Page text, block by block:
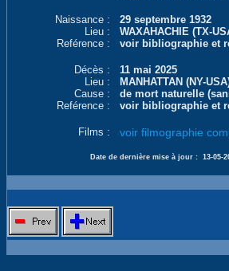
Naissance :
29 septembre 1932
Lieu :
WAXAHACHIE (TX-
Reférence :
voir bibliographie et
Décès :
11 mai 2025
Lieu :
MANHATTAN (NY-
Cause :
de mort naturelle
Reférence :
voir bibliographie et
Films : voir filmographie
Date de dernière mise à jour : 13-05-